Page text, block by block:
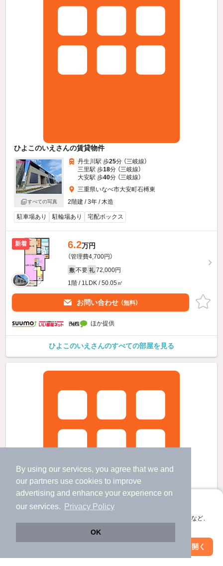
By using our services, you agree that we and
our partners use cookies to improve
advertising and enhance your experience on
our services.
Privacy Policy
OK
アプリに切り替えて、サクサクお部屋探し
会員登録なしですぐ使える。マップ検索やお気に入り保存など、
アプリを開く
ひよこのいえさんの賃貸物件
すべての写真
丹生川駅 歩25分 （三岐線）
三里駅 歩18分 （三岐線）
大安駅 歩40分 （三岐線）
三重県いなべ市大安町石榑東
2階建 / 3年 / 木造
駐車場あり 駐輪場あり 宅配ボックス
新着 6.2万円
（管理費4,700円）
敷 不要 礼 72,000円
1階 / 1LDK / 50.05㎡
お問い合わせ （無料）
ほか提供
ひよこのいえさんのすべての部屋を見る
絞り込み条件を変更